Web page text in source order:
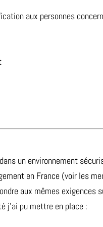
aux personnes
un environnement
en France (voir les
aux mêmes exigences
j’ai pu mettre en place :